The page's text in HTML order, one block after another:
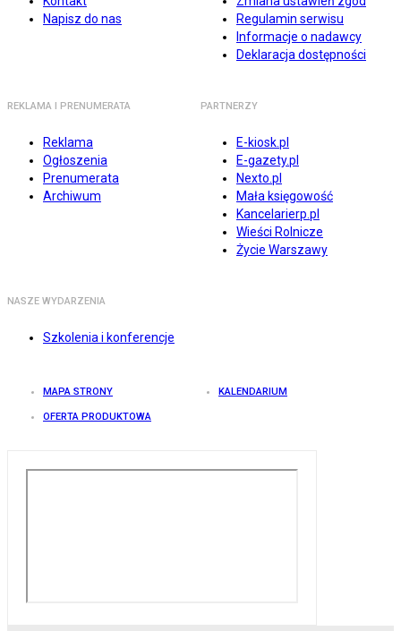
Napisz do nas
Regulamin serwisu
Informacje o nadawcy
Deklaracja dostępności
REKLAMA I PRENUMERATA
Reklama
Ogłoszenia
Prenumerata
Archiwum
PARTNERZY
E-kiosk.pl
E-gazety.pl
Nexto.pl
Mała księgowość
Kancelarierp.pl
Wieści Rolnicze
Życie Warszawy
NASZE WYDARZENIA
Szkolenia i konferencje
MAPA STRONY KALENDARIUM
OFERTA PRODUKTOWA